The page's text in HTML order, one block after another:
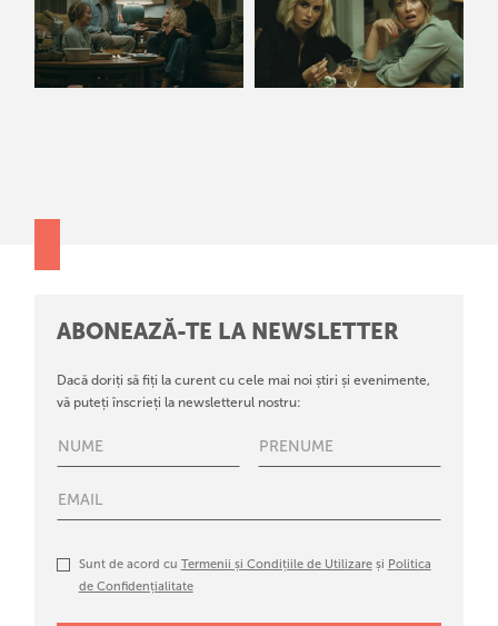
ABONEAZĂ-TE LA NEWSLETTER
Dacă doriți să fiți la curent cu cele mai noi știri și evenimente,
vă puteți înscrieți la newsletterul nostru:
Sunt de acord cu Termenii și Condițiile de Utilizareși Politica
de Confidențialitate